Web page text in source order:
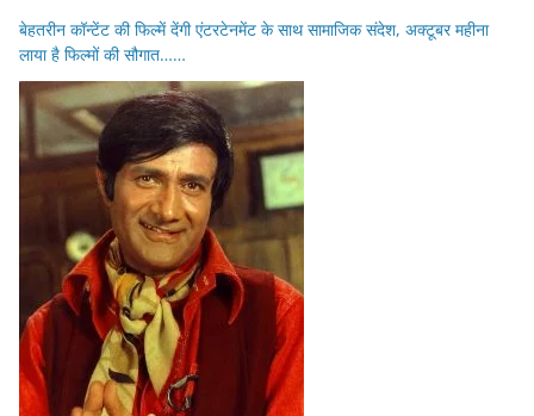
बेहतरीन कॉन्टेंट की फिल्में देंगी एंटरटेनमेंट के साथ सामाजिक संदेश, अक्टूबर महीना
लाया है फिल्मों की सौगात……